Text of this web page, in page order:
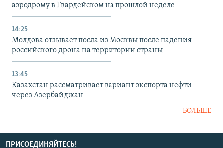
аэродрому в Гвардейском на прошлой неделе
14:25
Молдова отзывает посла из Москвы после падения
российского дрона на территории страны
13:45
Казахстан рассматривает вариант экспорта нефти
через Азербайджан
БОЛЬШЕ
ПРИСОЕДИНЯЙТЕСЬ!